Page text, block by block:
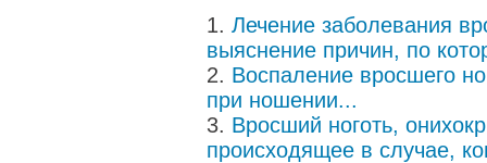
Лечение заболевания
выяснение причин, по
Воспаление вросшего
при ношении...
Вросший ноготь,
происходящее в случае,